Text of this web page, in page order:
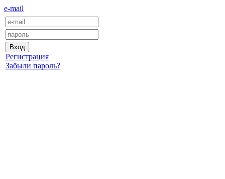
e-mail
Регистрация
Забыли пароль?